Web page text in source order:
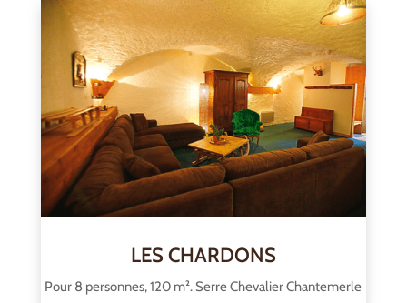
LES CHARDONS
Pour 8 personnes, 120 m². Serre Chevalier Chantemerle